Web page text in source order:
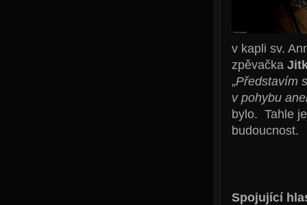
v kapli sv.
zpěvačka
„Představím
v pohybu
bylo. Tahle
budoucnost.
Spojující